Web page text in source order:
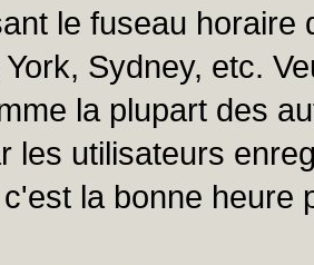
le fuseau
Sydney, etc.
la plupart des
les utilisateurs
la bonne heure